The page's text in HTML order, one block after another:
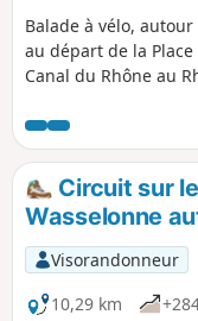
Balade à vélo,
au départ de la
Canal du Rhône au
revenir par la rive
jusqu'au Jardin des
frontière entre
Circuit sur
Wasselonne
Visorandonneur
10,29 km